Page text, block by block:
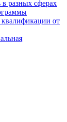
в разных сферах
от